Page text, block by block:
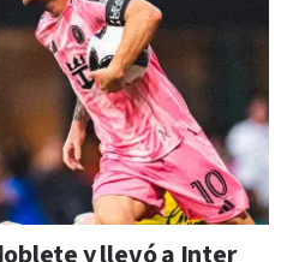
y llevó a Inter